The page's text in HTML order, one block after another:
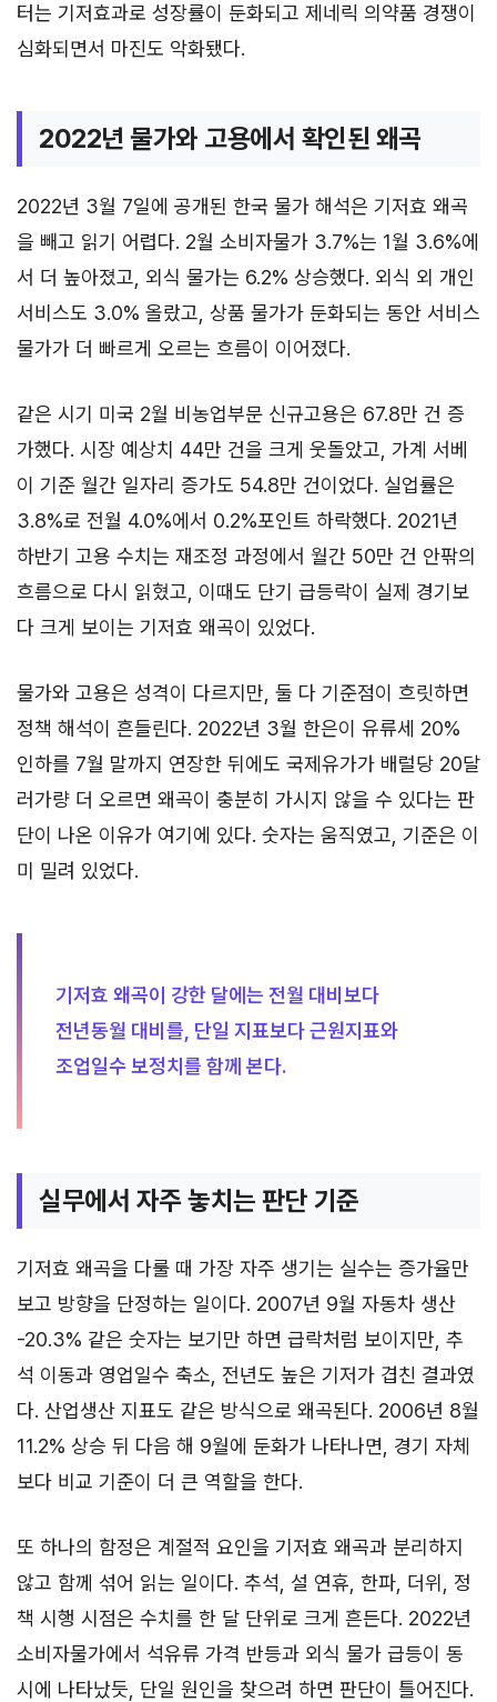
터는 기저효과로 성장률이 둔화되고 제네릭 의약품 경쟁이
심화되면서 마진도 악화됐다.
2022년 물가와 고용에서 확인된 왜곡
2022년 3월 7일에 공개된 한국 물가 해석은 기저효 왜곡
을 빼고 읽기 어렵다. 2월 소비자물가 3.7%는 1월 3.6%에
서 더 높아졌고, 외식 물가는 6.2% 상승했다. 외식 외 개인
서비스도 3.0% 올랐고, 상품 물가가 둔화되는 동안 서비스
물가가 더 빠르게 오르는 흐름이 이어졌다.
같은 시기 미국 2월 비농업부문 신규고용은 67.8만 건 증
가했다. 시장 예상치 44만 건을 크게 웃돌았고, 가계 서베
이 기준 월간 일자리 증가도 54.8만 건이었다. 실업률은
3.8%로 전월 4.0%에서 0.2%포인트 하락했다. 2021년
하반기 고용 수치는 재조정 과정에서 월간 50만 건 안팎의
흐름으로 다시 읽혔고, 이때도 단기 급등락이 실제 경기보
다 크게 보이는 기저효 왜곡이 있었다.
물가와 고용은 성격이 다르지만, 둘 다 기준점이 흐릿하면
정책 해석이 흔들린다. 2022년 3월 한은이 유류세 20%
인하를 7월 말까지 연장한 뒤에도 국제유가가 배럴당 20달
러가량 더 오르면 왜곡이 충분히 가시지 않을 수 있다는 판
단이 나온 이유가 여기에 있다. 숫자는 움직였고, 기준은 이
미 밀려 있었다.
기저효 왜곡이 강한 달에는 전월 대비보다
전년동월 대비를, 단일 지표보다 근원지표와
조업일수 보정치를 함께 본다.
실무에서 자주 놓치는 판단 기준
기저효 왜곡을 다룰 때 가장 자주 생기는 실수는 증가율만
보고 방향을 단정하는 일이다. 2007년 9월 자동차 생산
-20.3% 같은 숫자는 보기만 하면 급락처럼 보이지만, 추
석 이동과 영업일수 축소, 전년도 높은 기저가 겹친 결과였
다. 산업생산 지표도 같은 방식으로 왜곡된다. 2006년 8월
11.2% 상승 뒤 다음 해 9월에 둔화가 나타나면, 경기 자체
보다 비교 기준이 더 큰 역할을 한다.
또 하나의 함정은 계절적 요인을 기저효 왜곡과 분리하지
않고 함께 섞어 읽는 일이다. 추석, 설 연휴, 한파, 더위, 정
책 시행 시점은 수치를 한 달 단위로 크게 흔든다. 2022년
소비자물가에서 석유류 가격 반등과 외식 물가 급등이 동
시에 나타났듯, 단일 원인을 찾으려 하면 판단이 틀어진다.